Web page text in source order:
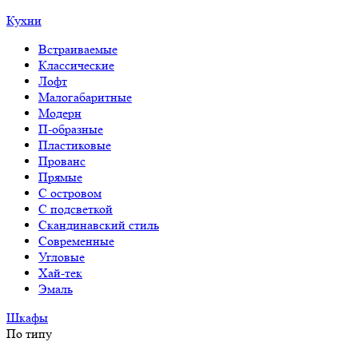
Кухни
Встраиваемые
Классические
Лофт
Малогабаритные
Модерн
П-образные
Пластиковые
Прованс
Прямые
С островом
С подсветкой
Скандинавский стиль
Современные
Угловые
Хай-тек
Эмаль
Шкафы
По типу